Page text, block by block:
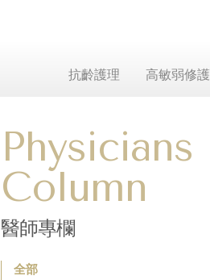
抗齡護理 高敏弱修護
Physicians
Column
醫師專欄
全部